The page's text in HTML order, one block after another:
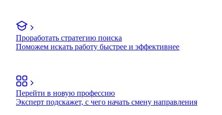
Проработать стратегию поиска
Поможем искать работу быстрее и эффективнее
Перейти в новую профессию
Эксперт подскажет, с чего начать смену направления